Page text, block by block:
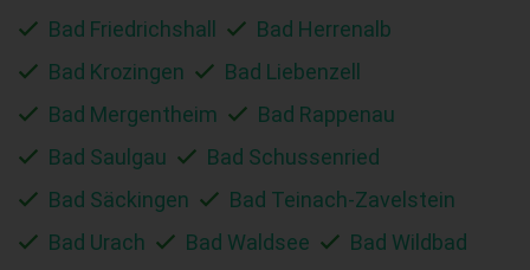
Bad Friedrichshall
Bad Herrenalb
Bad Krozingen
Bad Liebenzell
Bad Mergentheim
Bad Rappenau
Bad Saulgau
Bad Schussenried
Bad Säckingen
Bad Teinach-Zavelstein
Bad Urach
Bad Waldsee
Bad Wildbad